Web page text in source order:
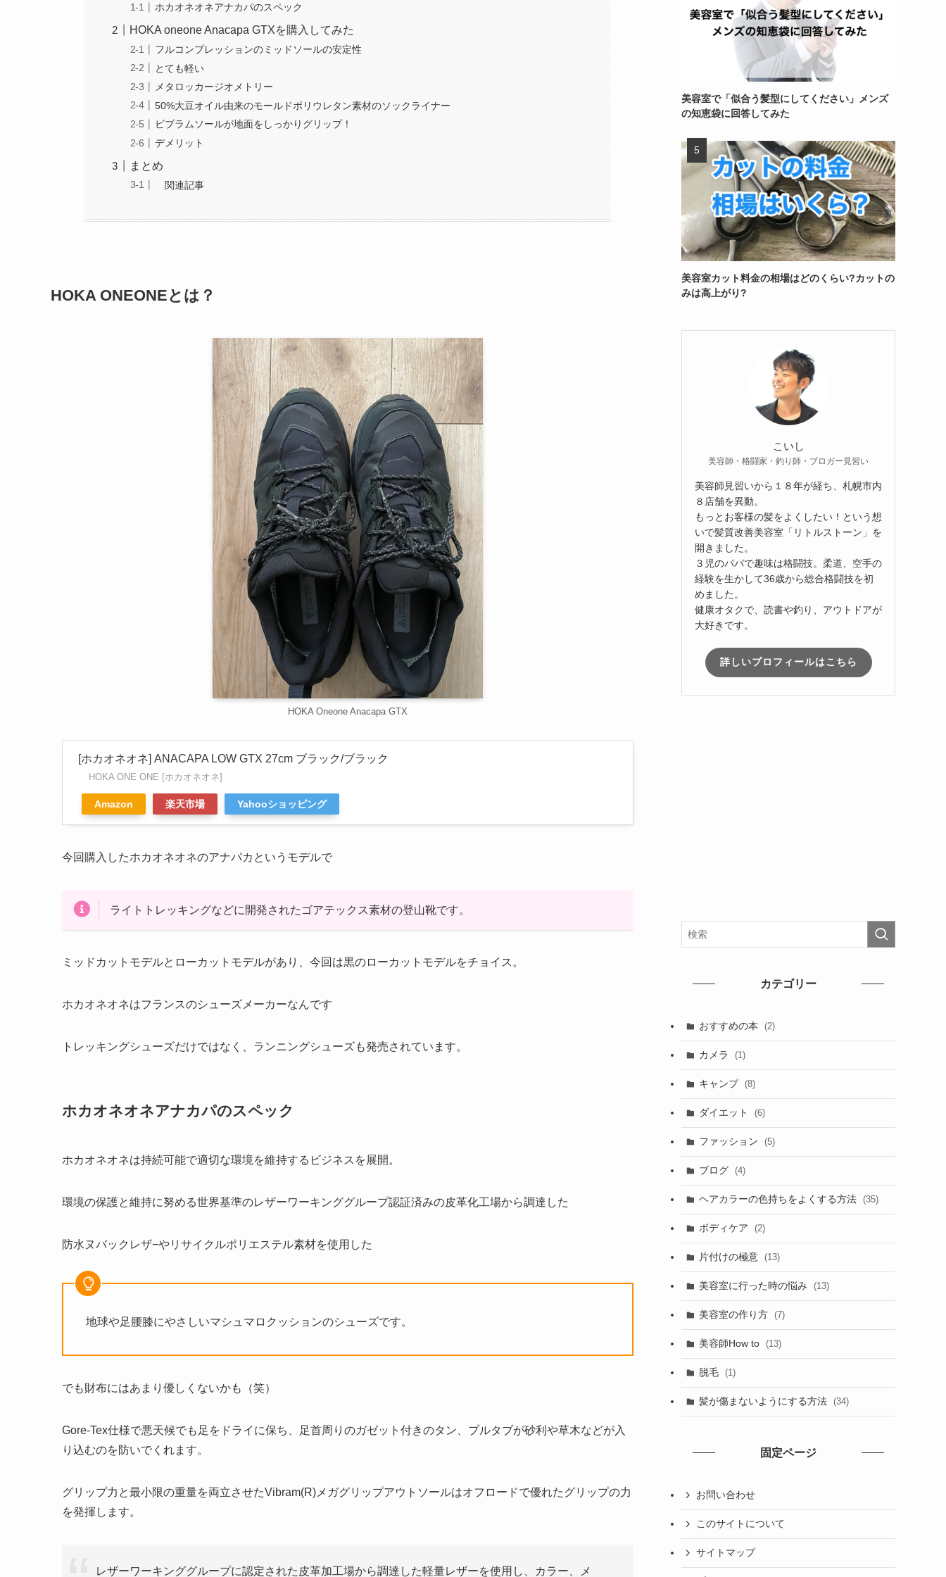
ホカオネオネアナカパのスペック
HOKA oneone Anacapa GTXを購入してみた
フルコンプレッションのミッドソールの安定性
とても軽い
メタロッカージオメトリー
50%大豆オイル由来のモールドポリウレタン素材のソックライナー
ビブラムソールが地面をしっかりグリップ！
デメリット
まとめ
関連記事
HOKA ONEONEとは？
HOKA Oneone Anacapa GTX
[ホカオネオネ] ANACAPA LOW GTX 27cm ブラック/ブラック
HOKA ONE ONE [ホカオネオネ]
Amazon 楽天市場 Yahooショッピング
今回購入したホカオネオネのアナパカというモデルで
ライトトレッキングなどに開発されたゴアテックス素材の登山靴です。
ミッドカットモデルとローカットモデルがあり、今回は黒のローカットモデルをチョイス。
ホカオネオネはフランスのシューズメーカーなんです
トレッキングシューズだけではなく、ランニングシューズも発売されています。
ホカオネオネアナカパのスペック
ホカオネオネは持続可能で適切な環境を維持するビジネスを展開。
環境の保護と維持に努める世界基準のレザーワーキンググループ認証済みの皮革化工場から調達した
防水ヌバックレザ−やリサイクルポリエステル素材を使用した
地球や足腰膝にやさしいマシュマロクッションのシューズです。
でも財布にはあまり優しくないかも（笑）
Gore-Tex仕様で悪天候でも足をドライに保ち、足首周りのガゼット付きのタン、プルタブが砂利や草木などが入
り込むのを防いでくれます。
グリップ力と最小限の重量を両立させたVibram(R)メガグリップアウトソールはオフロードで優れたグリップの力
を発揮します。
レザーワーキンググループに認定された皮革加工場から調達した軽量レザーを使用し、カラー、メ
美容室で「似合う髪型にしてください」メンズ
の知恵袋に回答してみた
美容室カット料金の相場はどのくらい?カットの
みは高上がり?
こいし
美容師・格闘家・釣り師・ブロガー見習い
美容師見習いから１８年が経ち、札幌市内
８店舗を異動。
もっとお客様の髪をよくしたい！という想
いで髪質改善美容室「リトルストーン」を
開きました。
３児のパパで趣味は格闘技。柔道、空手の
経験を生かして36歳から総合格闘技を初
めました。
健康オタクで、読書や釣り、アウトドアが
大好きです。
詳しいプロフィールはこちら
カテゴリー
おすすめの本 (2)
カメラ (1)
キャンプ (8)
ダイエット (6)
ファッション (5)
ブログ (4)
ヘアカラーの色持ちをよくする方法 (35)
ボディケア (2)
片付けの極意 (13)
美容室に行った時の悩み (13)
美容室の作り方 (7)
美容師How to (13)
脱毛 (1)
髪が傷まないようにする方法 (34)
固定ページ
お問い合わせ
このサイトについて
サイトマップ